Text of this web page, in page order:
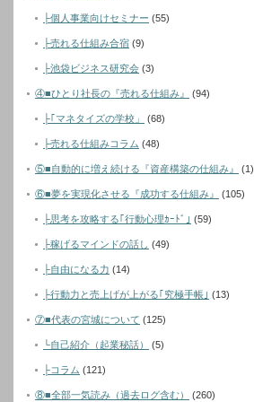
├個人事業向けセミナー (55)
├売れる仕組み合宿 (9)
├池袋ビジネス研究会 (3)
④■ひとり社長の『売れる仕組み』 (94)
├｢マネタイズの学校」 (68)
├売れる仕組みコラム (48)
⑤■自動的に増え続ける『資産構築の仕組み』 (1)
⑥■夢を実現化させる『成功する仕組み』 (105)
├思考を攻略する｢行動心理ｶｰﾄﾞ｣ (59)
├稼げるマインドの話し (49)
├自由になる力 (14)
├行動力と売上げが上がる｢究極手帳｣ (13)
⑦■代表の宮城について (125)
└自己紹介（起業秘話） (5)
├コラム (121)
⑧■全部一気読み（過去ログ含む） (260)